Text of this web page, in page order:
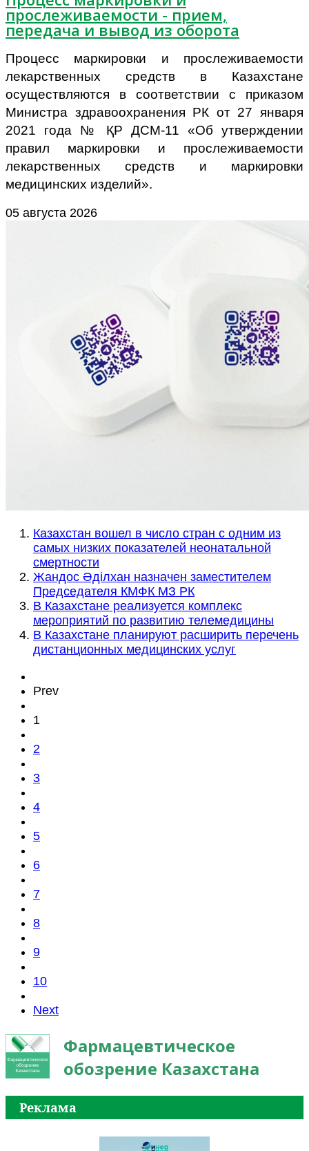
прослеживаемости - прием,
передача и вывод из оборота
Процесс маркировки и прослеживаемости
лекарственных средств в Казахстане
осуществляются в соответствии с приказом
Министра здравоохранения РК от 27 января
2021 года № ҚР ДСМ-11 «Об утверждении
правил маркировки и прослеживаемости
лекарственных средств и маркировки
медицинских изделий».
05 августа 2026
Казахстан вошел в число стран с одним из
самых низких показателей неонатальной
смертности
Жандос Әділхан назначен заместителем
Председателя КМФК МЗ РК
В Казахстане реализуется комплекс
мероприятий по развитию телемедицины
В Казахстане планируют расширить перечень
дистанционных медицинских услуг
Prev
1
2
3
4
5
6
7
8
9
10
Next
Фармацевтическое
обозрение Казахстана
Реклама